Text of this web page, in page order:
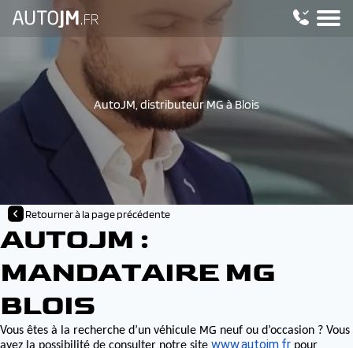
AutoJM, distributeur MG à Blois
Retourner à la page précédente
AUTOJM :
MANDATAIRE MG
BLOIS
Vous êtes à la recherche d’un véhicule MG neuf ou d’occasion ? Vous
www.autojm.fr